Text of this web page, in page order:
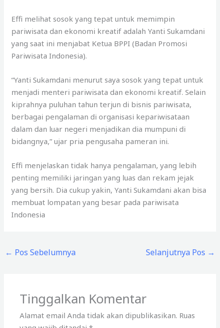
Effi melihat sosok yang tepat untuk memimpin
pariwisata dan ekonomi kreatif adalah Yanti Sukamdani
yang saat ini menjabat Ketua BPPI (Badan Promosi
Pariwisata Indonesia).
“Yanti Sukamdani menurut saya sosok yang tepat untuk
menjadi menteri pariwisata dan ekonomi kreatif. Selain
kiprahnya puluhan tahun terjun di bisnis pariwisata,
berbagai pengalaman di organisasi kepariwisataan
dalam dan luar negeri menjadikan dia mumpuni di
bidangnya,” ujar pria pengusaha pameran ini.
Effi menjelaskan tidak hanya pengalaman, yang lebih
penting memiliki jaringan yang luas dan rekam jejak
yang bersih. Dia cukup yakin, Yanti Sukamdani akan bisa
membuat lompatan yang besar pada pariwisata
Indonesia
← Pos Sebelumnya Selanjutnya Pos →
Tinggalkan Komentar
Alamat email Anda tidak akan dipublikasikan. Ruas